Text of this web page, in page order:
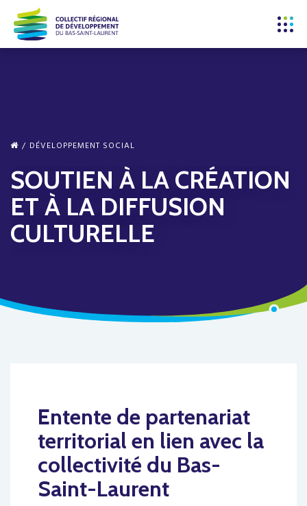
DÉVELOPPEMENT SOCIAL
SOUTIEN À LA CRÉATION
ET À LA DIFFUSION
CULTURELLE
Entente de partenariat
territorial en lien avec la
collectivité du Bas-
Saint-Laurent